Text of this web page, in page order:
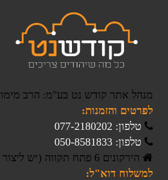
מנהל אתר קודש נט בע"מ: הרב
לפרטים והזמנות:
טלפון: 077-2180202
טלפון: 050-8581833
הירקונים 6 פתח תקווה (יש ליצור קשר לפני הגעה)
למשלוח דוא"ל: